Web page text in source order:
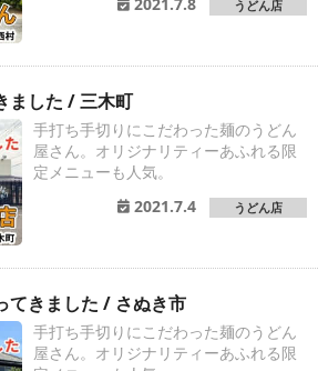
うどん店
ました / 三木町
手打ち手切りにこだわった麺のうどん
屋さん。オリジナリティーあふれる限
定メニューも人気。
2021.7.4
うどん店
てきました / さぬき市
手打ち手切りにこだわった麺のうどん
屋さん。オリジナリティーあふれる限